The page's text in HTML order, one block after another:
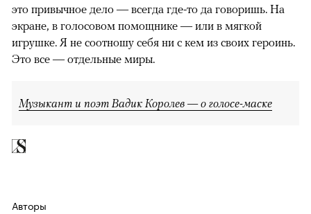
это привычное дело — всегда где-то да говоришь. На
экране, в голосовом помощнике — или в мягкой
игрушке. Я не соотношу себя ни с кем из своих героинь.
Это все — отдельные миры.
Музыкант и поэт Вадик Королев — о голосе-маске
Авторы